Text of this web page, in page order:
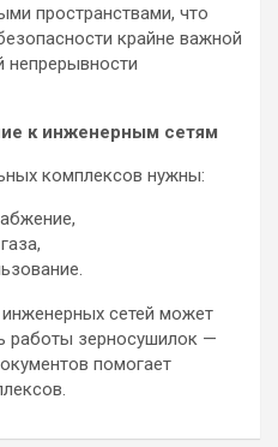
пространствами, что
крайне важной
непрерывности
к инженерным сетям
комплексов нужны:
сетей может
работы зерносушилок —
помогает